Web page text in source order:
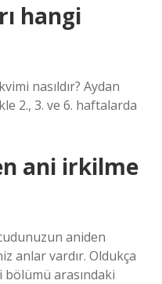
hangi
nasıldır? Aydan
2., 3. ve 6. haftalarda
ani irkilme
aniden
anlar vardır. Oldukça
arasındaki